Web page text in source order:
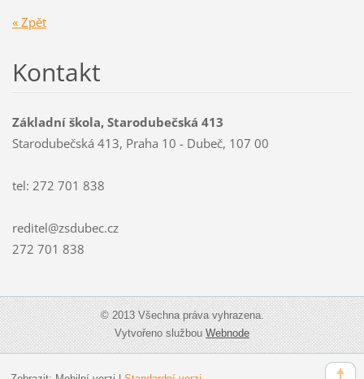
« Zpět
Kontakt
Základní škola, Starodubečská 413
Starodubečská 413, Praha 10 - Dubeč, 107 00
tel: 272 701 838
reditel@zsdubec.cz
272 701 838
© 2013 Všechna práva vyhrazena.
Vytvořeno službouWebnode